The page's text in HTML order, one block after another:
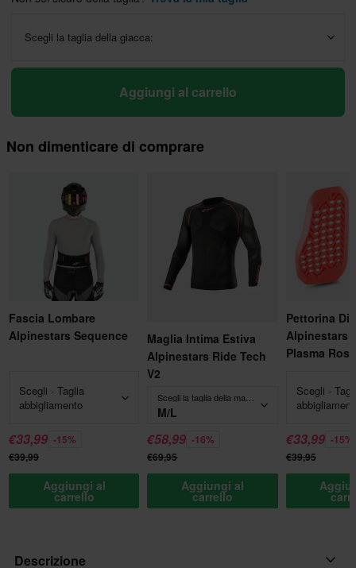
Scegli la taglia della giacca:
Aggiungi al carrello
Non dimenticare di comprare
Fascia Lombare
Alpinestars Sequence
Scegli - Taglia
abbigliamento
€33,99 -15%
€39,99
Aggiungi al
carrello
Maglia Intima Estiva
Alpinestars Ride Tech
V2
M/L
€58,99 -16%
€69,95
Aggiungi al
carrello
Pettorina
Alpinestars
Plasma
Scegli -
€33,99 -15%
€39,95
Descrizione